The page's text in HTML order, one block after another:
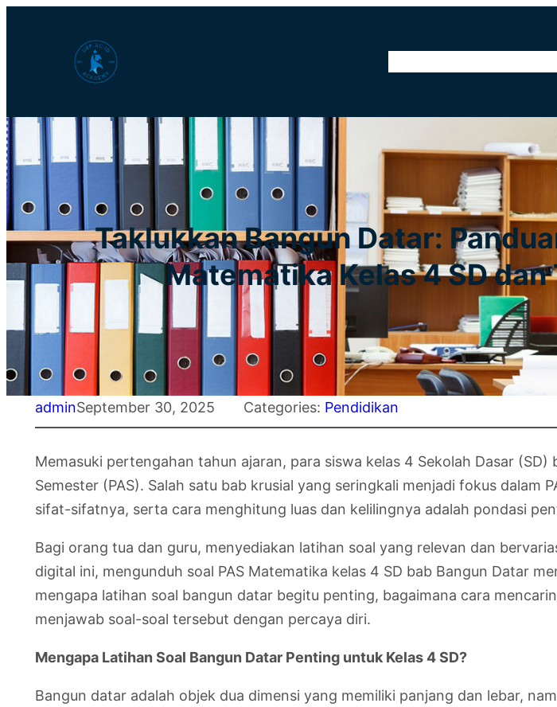
Taklukkan Bangun Datar:
Matematika Kelas 4 SD
adminSeptember 30, 2025 Categories: Pendidikan
Memasuki pertengahan tahun ajaran, para siswa kelas 4 Sekolah Dasar
Semester (PAS). Salah satu bab krusial yang seringkali menjadi fokus dalam
sifat-sifatnya, serta cara menghitung luas dan kelilingnya adalah pondasi
Bagi orang tua dan guru, menyediakan latihan soal yang relevan dan
digital ini, mengunduh soal PAS Matematika kelas 4 SD bab Bangun Datar
mengapa latihan soal bangun datar begitu penting, bagaimana cara
menjawab soal-soal tersebut dengan percaya diri.
Mengapa Latihan Soal Bangun Datar Penting untuk Kelas 4 SD?
Bangun datar adalah objek dua dimensi yang memiliki panjang dan lebar,